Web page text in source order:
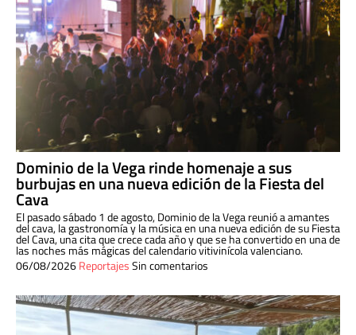
Dominio de la Vega rinde homenaje a sus
burbujas en una nueva edición de la Fiesta del
Cava
El pasado sábado 1 de agosto, Dominio de la Vega reunió a amantes
del cava, la gastronomía y la música en una nueva edición de su Fiesta
del Cava, una cita que crece cada año y que se ha convertido en una de
las noches más mágicas del calendario vitivinícola valenciano.
06/08/2026ReportajesSin comentarios